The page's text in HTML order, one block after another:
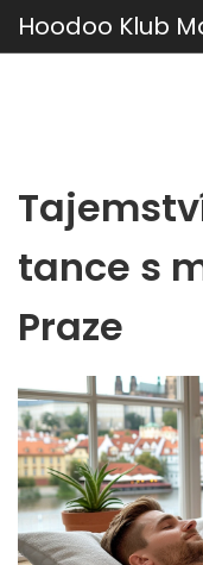
Hoodoo Klub
tance s
Praze